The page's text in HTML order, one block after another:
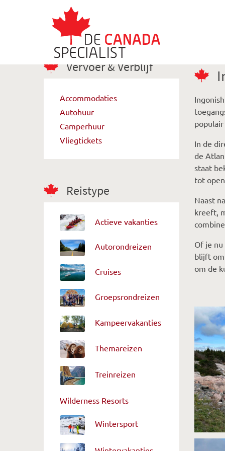
Vervoer & Verblijf
Accommodaties
Autohuur
Camperhuur
Vliegtickets
Reistype
Actieve vakanties
Autorondreizen
Cruises
Groepsrondreizen
Kampeervakanties
Themareizen
Treinreizen
Wilderness Resorts
Wintersport
In de
de
staat
tot
Naast
kreeft,
Of je
blijft
om de